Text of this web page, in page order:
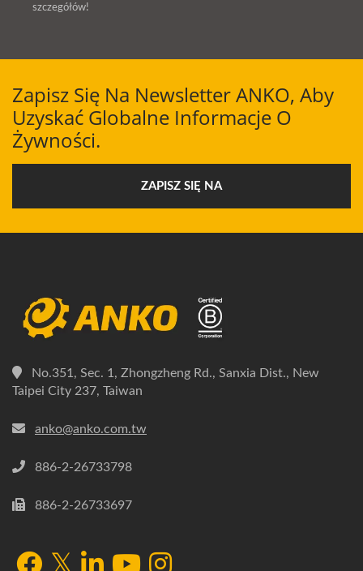
szczegółów!
Zapisz Się Na Newsletter ANKO, Aby
Uzyskać Globalne Informacje O
Żywności.
ZAPISZ SIĘ NA
No.351, Sec. 1, Zhongzheng Rd., Sanxia Dist., New
Taipei City 237, Taiwan
anko@anko.com.tw
886-2-26733798
886-2-26733697